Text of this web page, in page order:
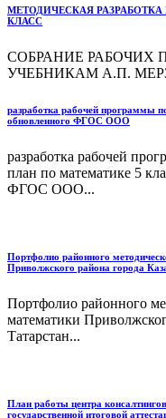
МЕТОДИЧЕСКАЯ
КЛАСС
СОБРАНИЕ РАБОЧИХ
УЧЕБНИКАМ А.П.
разработка рабочей программы
обновленного ФГОС ООО
разработка рабочей
план по математике 5
ФГОС ООО...
Портфолио районного
Приволжского района города
Портфолио районного
математики
Татарстан...
План работы центра
государственной итоговой